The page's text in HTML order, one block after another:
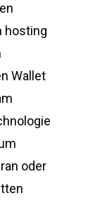
hosting
Wallet
oder